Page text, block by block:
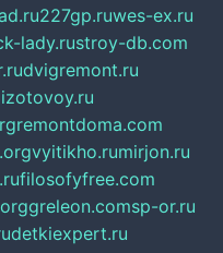
227gp.ruwes-ex.ru
lady.rustroy-db.com
dvigremont.ru
remontdoma.com
vyitikho.rumirjon.ru
filosofyfree.com
greleon.comsp-or.ru
detkiexpert.ru